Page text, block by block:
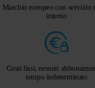
Marchio europeo con servizio
interno
Costi fissi, nessun
tempo indeterminato